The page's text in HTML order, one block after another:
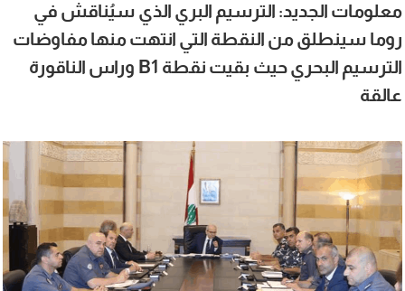
معلومات الجديد: الترسيم البري الذي سيُناقش في
روما سينطلق من النقطة التي انتهت منها مفاوضات
الترسيم البحري حيث بقيت نقطة B1 وراس الناقورة
عالقة